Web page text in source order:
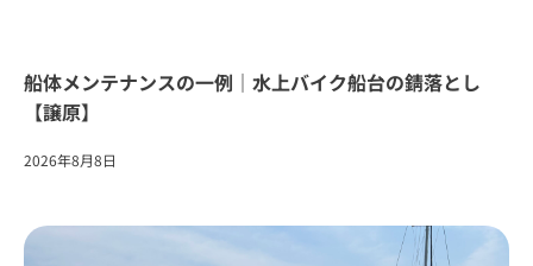
船体メンテナンスの一例｜水上バイク船台の錆落とし
【譲原】
2026年8月8日